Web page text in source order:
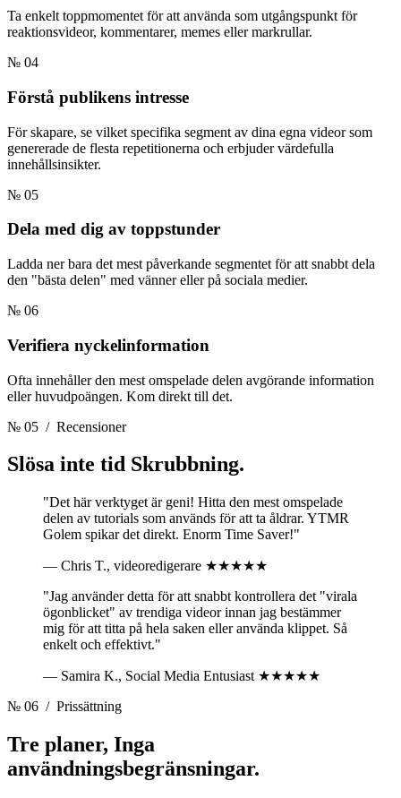
Ta enkelt toppmomentet för att använda som utgångspunkt för
reaktionsvideor, kommentarer, memes eller markrullar.
№ 04
Förstå publikens intresse
För skapare, se vilket specifika segment av dina egna videor som
genererade de flesta repetitionerna och erbjuder värdefulla
innehållsinsikter.
№ 05
Dela med dig av toppstunder
Ladda ner bara det mest påverkande segmentet för att snabbt dela
den "bästa delen" med vänner eller på sociala medier.
№ 06
Verifiera nyckelinformation
Ofta innehåller den mest omspelade delen avgörande information
eller huvudpoängen. Kom direkt till det.
№ 05 / Recensioner
Slösa inte tid Skrubbning.
"Det här verktyget är geni! Hitta den mest omspelade
delen av tutorials som används för att ta åldrar. YTMR
Golem spikar det direkt. Enorm Time Saver!"
— Chris T., videoredigerare ★★★★★
"Jag använder detta för att snabbt kontrollera det "virala
ögonblicket" av trendiga videor innan jag bestämmer
mig för att titta på hela saken eller använda klippet. Så
enkelt och effektivt."
— Samira K., Social Media Entusiast ★★★★★
№ 06 / Prissättning
Tre planer, Inga
användningsbegränsningar.